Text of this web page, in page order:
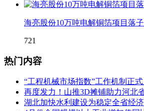
海亮股份10万吨电解铜箔项目落
721
热门内容
“工程机械市场指数”工作机制正式
再度发力！山推3D摊铺助力河北
湖北加快水利建设为稳定全省经